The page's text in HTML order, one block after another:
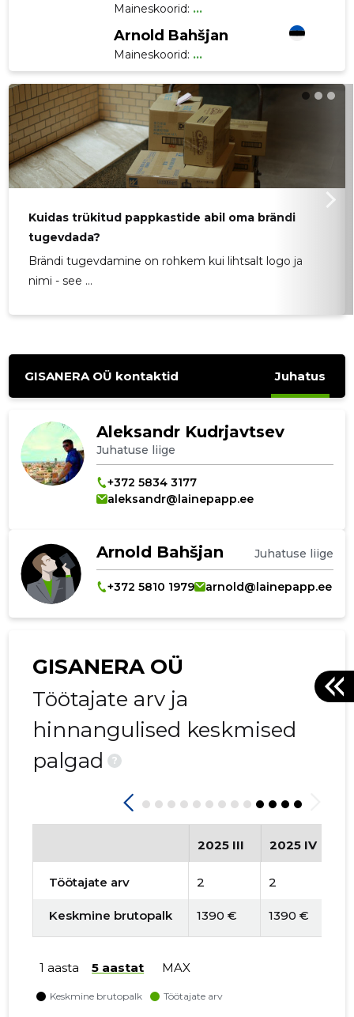
Maineskoorid: ...
Arnold Bahšjan
Maineskoorid: ...
Kuidas trükitud pappkastide abil oma brändi
tugevdada?
Brändi tugevdamine on rohkem kui lihtsalt logo ja
nimi - see ...
GISANERA OÜ kontaktid Juhatus
Aleksandr Kudrjavtsev
Juhatuse liige
+372 5834 3177
aleksandr@lainepapp.ee
Arnold Bahšjan Juhatuse liige
+372 5810 1979 arnold@lainepapp.ee
GISANERA OÜ
Töötajate arv ja
hinnangulised keskmised
palgad
?
2025 III 2025 IV
Töötajate arv 2 2
Keskmine brutopalk 1390 € 1390 €
1 aasta 5 aastat MAX